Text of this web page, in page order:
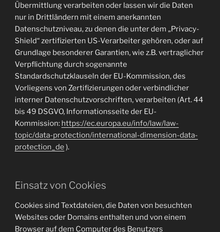
Übermittlung verarbeiten oder lassen wir die Daten
nur in Drittländern mit einem anerkannten
Datenschutzniveau, zu denen die unter dem „Privacy-
Shield“ zertifizierten US-Verarbeiter gehören, oder auf
Grundlage besonderer Garantien, wie z.B. vertraglicher
Verpflichtung durch sogenannte
Standardschutzklauseln der EU-Kommission, des
Vorliegens von Zertifizierungen oder verbindlicher
interner Datenschutzvorschriften, verarbeiten (Art. 44
bis 49 DSGVO, Informationsseite der EU-
Kommission: https://ec.europa.eu/info/law/law-
topic/data-protection/international-dimension-data-
protection_de ).
Einsatz von Cookies
Cookies sind Textdateien, die Daten von besuchten
Websites oder Domains enthalten und von einem
Browser auf dem Computer des Benutzers